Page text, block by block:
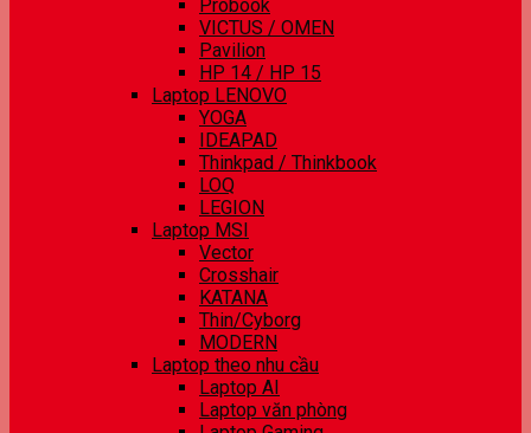
Probook
VICTUS / OMEN
Pavilion
HP 14 / HP 15
Laptop LENOVO
YOGA
IDEAPAD
Thinkpad / Thinkbook
LOQ
LEGION
Laptop MSI
Vector
Crosshair
KATANA
Thin/Cyborg
MODERN
Laptop theo nhu cầu
Laptop AI
Laptop văn phòng